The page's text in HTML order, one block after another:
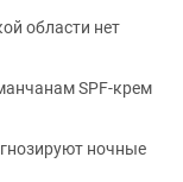
области нет
SPF-крем
ночные